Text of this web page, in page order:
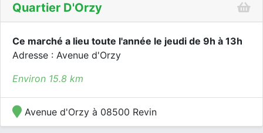
Quartier D'Orzy
Ce marché a lieu toute l'année le jeudi de 9h à 13h
Adresse : Avenue d'Orzy
Environ 15.8 km
Avenue d'Orzy à 08500 Revin